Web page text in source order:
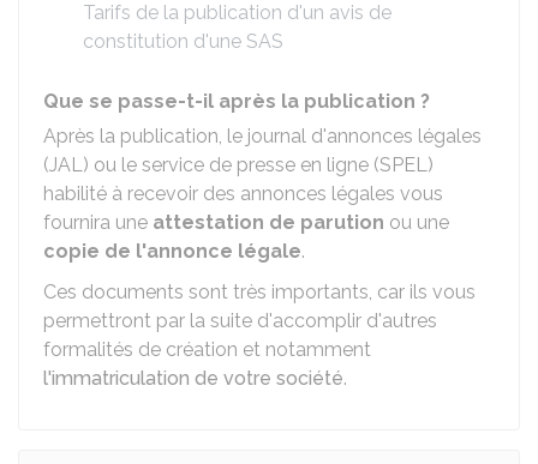
Tarifs de la publication d'un avis de
constitution d'une SAS
Que se passe-t-il après la publication ?
Après la publication, le journal d'annonces légales
(JAL) ou le service de presse en ligne (SPEL)
habilité à recevoir des annonces légales vous
fournira une attestation de parution ou une
copie de l'annonce légale.
Ces documents sont très importants, car ils vous
permettront par la suite d'accomplir d'autres
formalités de création et notamment
l'immatriculation de votre société.